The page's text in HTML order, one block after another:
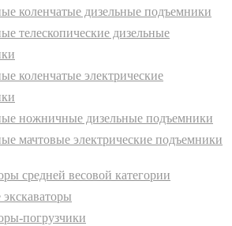
коленчатые дизельные подъемники
телескопические дизельные
коленчатые электрические
ножничные дизельные подъемники
мачтовые электрические подъемники
средней весовой категории
погрузчики